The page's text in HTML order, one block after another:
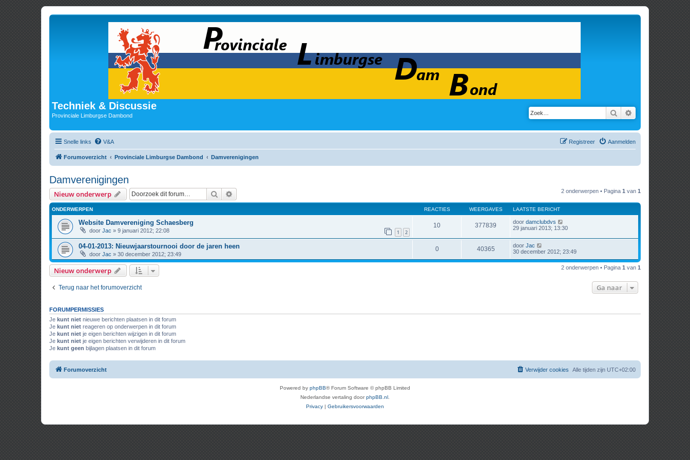
Techniek & Discussie
Provinciale Limburgse Dambond Zoek Uitgebreid zoeken
Snelle links V&A Aanmelden
Registreer
Forumoverzicht Provinciale Limburgse Dambond Damverenigingen
Damverenigingen
Nieuw onderwerp Zoek 2 onderwerpen • Pagina 1 van 1
ONDERWERPEN REACTIES WEERGAVES LAATSTE BERICHT
Website Damvereniging Schaesberg
door Jac » 9 januari 2012; 22:08 1 2
10 377839 door damclubdvs
29 januari 2013; 13:30
04-01-2013: Nieuwjaarstournooi door de jaren heen
door Jac » 30 december 2012; 23:49
0 40365 door Jac
30 december 2012; 23:49
Nieuw onderwerp 2 onderwerpen • Pagina 1 van 1
Terug naar het forumoverzicht Ga naar
FORUMPERMISSIES
Je kunt niet nieuwe berichten plaatsen in dit forum
Je kunt niet reageren op onderwerpen in dit forum
Je kunt niet je eigen berichten wijzigen in dit forum
Je kunt niet je eigen berichten verwijderen in dit forum
Je kunt geen bijlagen plaatsen in dit forum
Forumoverzicht Alle tijden zijn UTC+02:00
Verwijder cookies
Powered by phpBB® Forum Software © phpBB Limited
Nederlandse vertaling doorphpBB.nl
Privacy | Gebruikersvoorwaarden